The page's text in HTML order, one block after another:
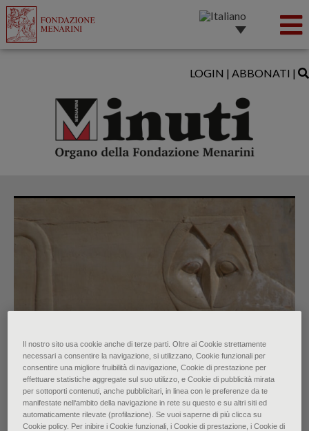
LOGIN | ABBONATI |
Deir el-Medina: i creatori
dell’Egitto magico
di Lorenzo Gualtieri ∙ Gennaio 2023
Il nostro sito usa cookie anche di terze parti. Oltre ai Cookie strettamente
necessari a consentire la navigazione, si utilizzano, Cookie funzionali per
consentire una migliore fruibilità di navigazione, Cookie di prestazione per
effettuare statistiche aggregate sul suo utilizzo, e Cookie di pubblicità mirata
per sottoporti contenuti, anche pubblicitari, in linea con le preferenze da te
manifestate nell‘ambito della navigazione in rete su questo e su altri siti ed
automaticamente rilevate (profilazione). Se vuoi saperne di più clicca su
Cookie policy. Per inibire i Cookie funzionali, i Cookie di prestazione, i Cookie di